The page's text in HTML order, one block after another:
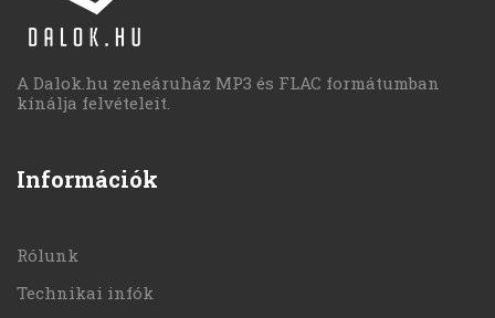
A Dalok.hu zeneáruház MP3 és FLAC formátumban
kínálja felvételeit.
Információk
Rólunk
Technikai infók